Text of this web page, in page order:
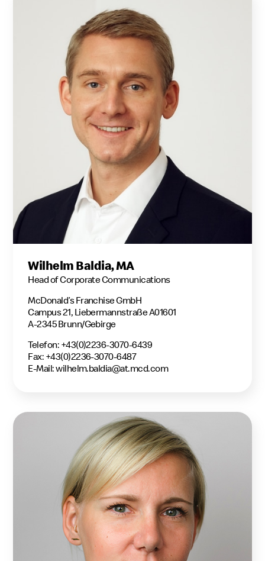
Wilhelm Baldia, MA
Head of Corporate Communications
McDonald’s Franchise GmbH
Campus 21, Liebermannstraße A01601
A-2345 Brunn/Gebirge
Telefon: +43(0)2236-3070-6439
Fax: +43(0)2236-3070-6487
E-Mail:wilhelm.baldia@at.mcd.com